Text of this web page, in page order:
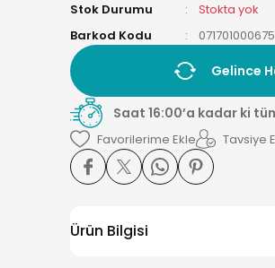
Stok Durumu
Stokta yok
Barkod Kodu
071701000675
Gelince
Saat 16:00’a kadar ki
Tavsiye
Ürün Bilgisi